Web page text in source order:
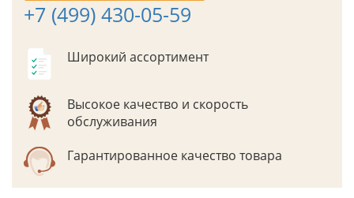
+7 (499) 430-05-59
Широкий ассортимент
Высокое качество и скорость
обслуживания
Гарантированное качество товара